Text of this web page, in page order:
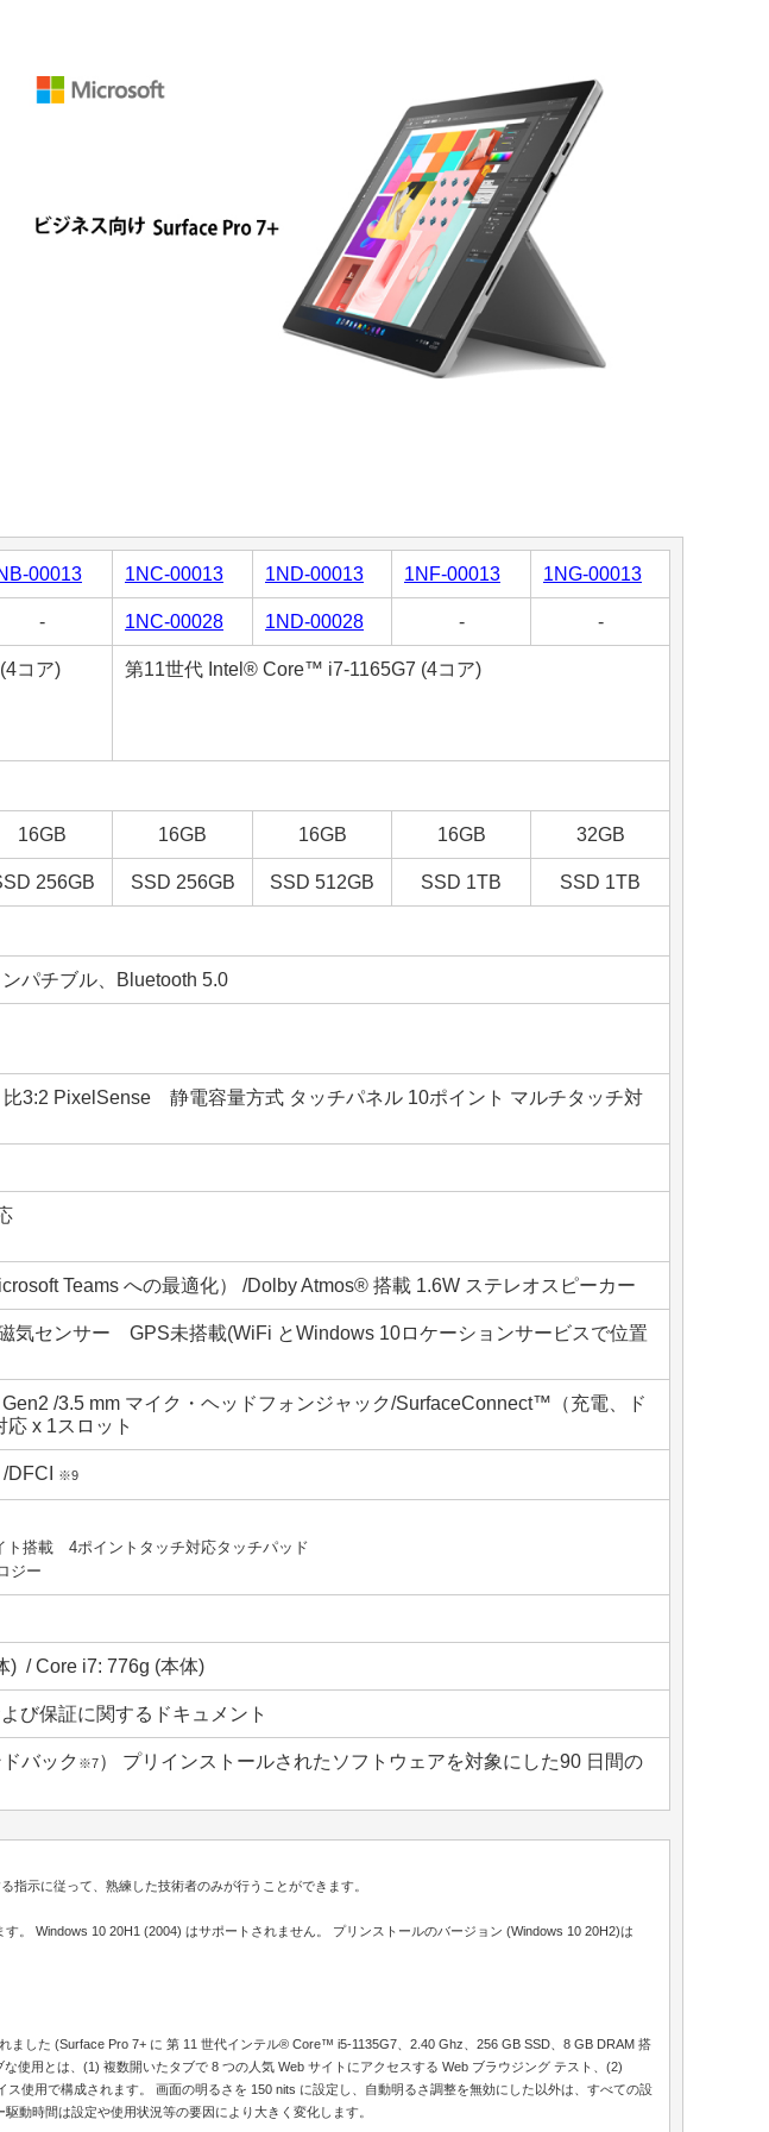
00013 1NC-00013 1ND-00013 1NF-00013 1NG-00013
- 1NC-00028 1ND-00028 - -
コア) 第11世代 Intel® Core™ i7-1165G7 (4コア)
16GB 16GB 16GB 16GB 32GB
256GB SSD 256GB SSD 512GB SSD 1TB SSD 1TB
パチブル、Bluetooth 5.0
3:2 PixelSense 静電容量方式 タッチパネル 10ポイント マルチタッチ対
Teams への最適化） /Dolby Atmos® 搭載 1.6W ステレオスピーカー
気センサー GPS未搭載(WiFi とWindows 10ロケーションサービスで位置
/3.5 mm マイク・ヘッドフォンジャック/SurfaceConnect™（充電、ド
x 1スロット
/DFCI ※9
ト搭載 4ポイントタッチ対応タッチパッド
ジー
) / Core i7: 776g (本体)
び保証に関するドキュメント
バック ※7） プリインストールされたソフトウェアを対象にした90 日間の
示に従って、熟練した技術者のみが行うことができます。
Windows 10 20H1 (2004) はサポートされません。 プリンストールのバージョン (Windows 10 20H2)は
した (Surface Pro 7+ に 第 11 世代インテル® Core™ i5-1135G7、2.40 Ghz、256 GB SSD、8 GB DRAM 搭
用とは、(1) 複数開いたタブで 8 つの人気 Web サイトにアクセスする Web ブラウジング テスト、(2)
使用で構成されます。 画面の明るさを 150 nits に設定し、自動明るさ調整を無効にした以外は、すべての設
動時間は設定や使用状況等の要因により大きく変化します。